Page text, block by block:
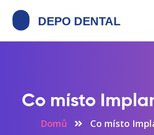
Co místo
Domů Co místo